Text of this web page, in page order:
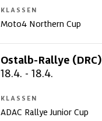
KLASSEN
Moto4 Northern Cup
Ostalb-Rallye (DRC)
18.4. - 18.4.
KLASSEN
ADAC Rallye Junior Cup